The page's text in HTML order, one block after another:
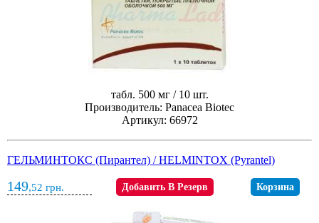
табл. 500 мг / 10 шт.
Производитель: Panacea Biotec
Артикул: 66972
ГЕЛЬМИНТОКС (Пирантел) / HELMINTOX (Pyrantel)
149,52 грн. Добавить В Резерв Корзина